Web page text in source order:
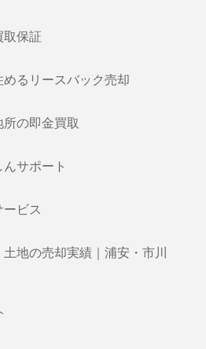
取保証
るリースバック売却
所の即金買取
サポート
ビス
地の売却実績｜浦安・市川